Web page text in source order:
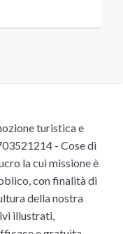
turistica e
- Cose di
la cui missione è
con finalità di
della nostra
illustrati,